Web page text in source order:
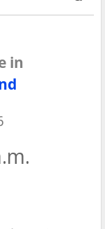
in